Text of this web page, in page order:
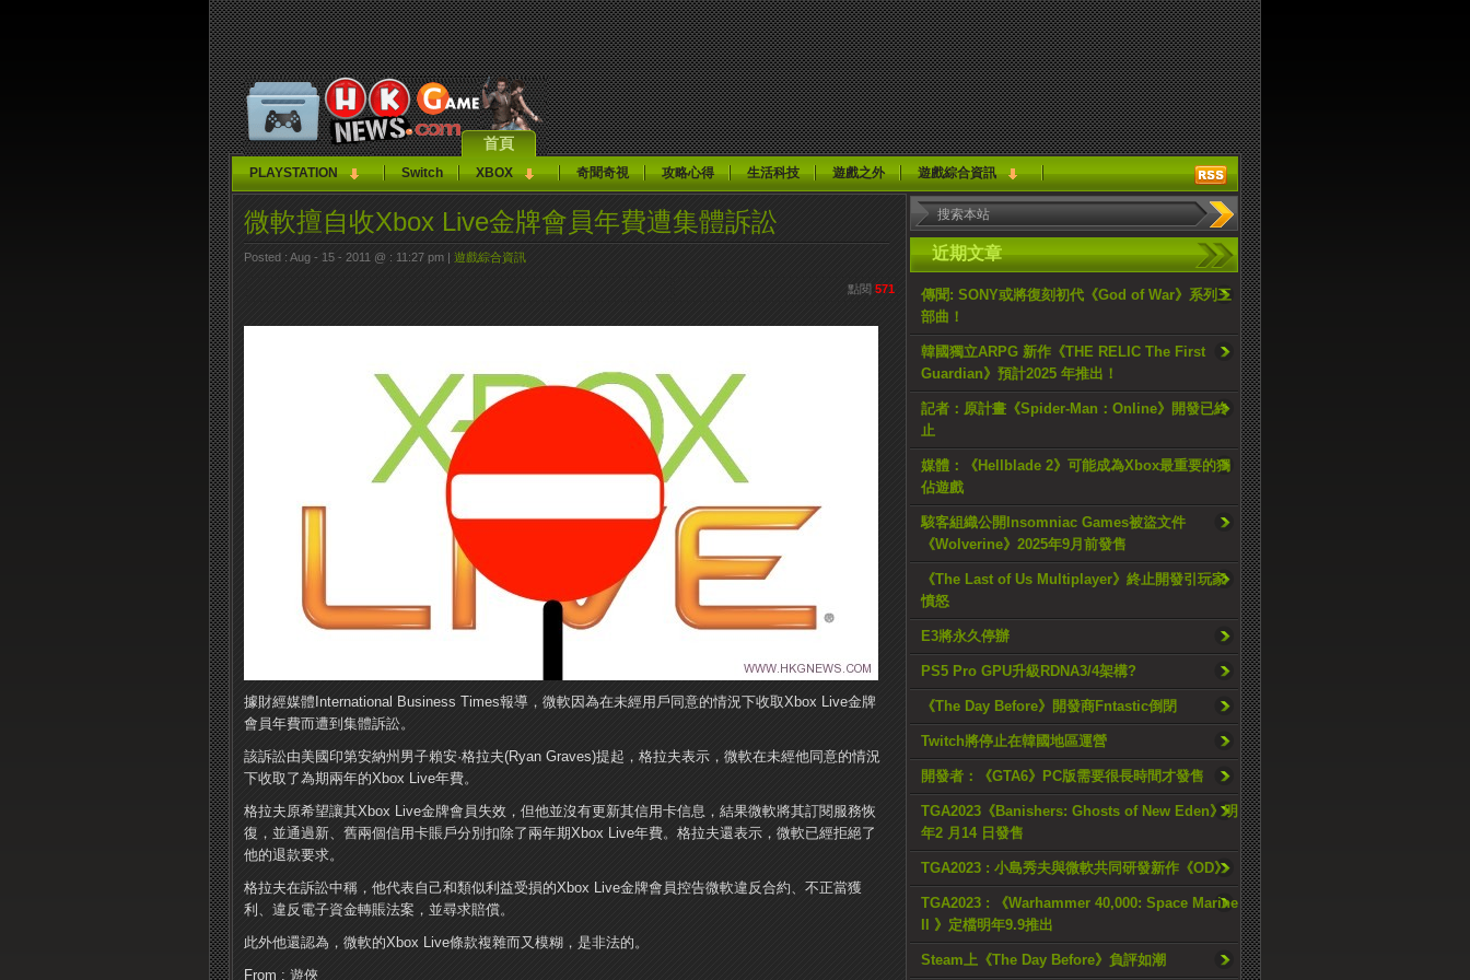
首頁
PLAYSTATION Switch XBOX 奇聞奇視 攻略心得 生活科技 遊戲之外 遊戲綜合資訊
近期文章
傳聞: SONY或將復刻初代《God of War》系列三
部曲！
韓國獨立ARPG 新作《THE RELIC The First
Guardian》預計2025 年推出！
記者：原計畫《Spider-Man：Online》開發已終
止
媒體：《Hellblade 2》可能成為Xbox最重要的獨
佔遊戲
駭客組織公開Insomniac Games被盜文件
《Wolverine》2025年9月前發售
《The Last of Us Multiplayer》終止開發引玩家
憤怒
E3將永久停辦
PS5 Pro GPU升級RDNA3/4架構?
《The Day Before》開發商Fntastic倒閉
Twitch將停止在韓國地區運營
開發者：《GTA6》PC版需要很長時間才發售
TGA2023《Banishers: Ghosts of New Eden》明
年2 月14 日發售
TGA2023 : 小島秀夫與微軟共同研發新作《OD》
TGA2023 : 《Warhammer 40,000: Space Marine
II 》定檔明年9.9推出
Steam上《The Day Before》負評如潮
微軟擅自收Xbox Live金牌會員年費遭集體訴訟
Posted : Aug - 15 - 2011 @ : 11:27 pm | 遊戲綜合資訊
點閱 571
據財經媒體International Business Times報導，微軟因為在未經用戶同意的情況下收取Xbox Live金牌
會員年費而遭到集體訴訟。
該訴訟由美國印第安納州男子賴安·格拉夫(Ryan Graves)提起，格拉夫表示，微軟在未經他同意的情況
下收取了為期兩年的Xbox Live年費。
格拉夫原希望讓其Xbox Live金牌會員失效，但他並沒有更新其信用卡信息，結果微軟將其訂閱服務恢
復，並通過新、舊兩個信用卡賬戶分別扣除了兩年期Xbox Live年費。 格拉夫還表示，微軟已經拒絕了
他的退款要求。
格拉夫在訴訟中稱，他代表自己和類似利益受損的Xbox Live金牌會員控告微軟違反合約、不正當獲
利、違反電子資金轉賬法案，並尋求賠償。
此外他還認為，微軟的Xbox Live條款複雜而又模糊，是非法的。
From : 遊俠